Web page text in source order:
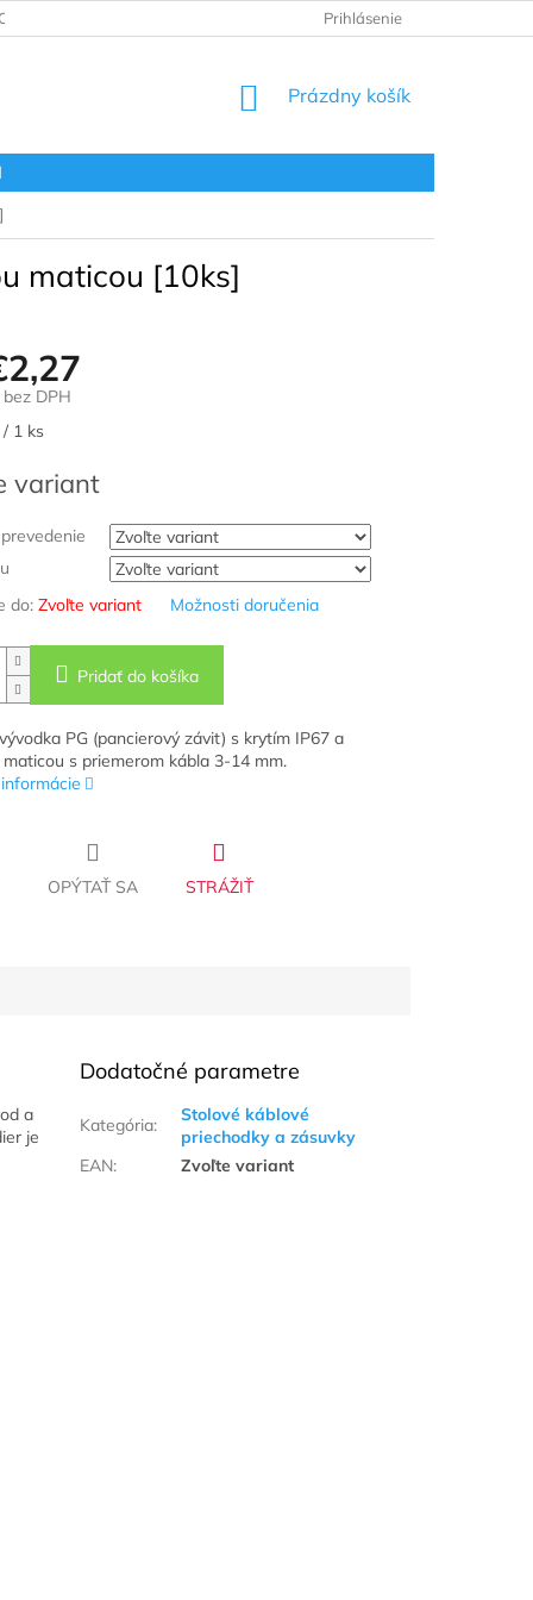
OBCHODU VRÁTENIE A REKLAMÁCIA
Prihlásenie
NÁKUPNÝ
Prázdny košík
maticou [10ks]
DPH
1 ks
variant
do: Zvoľte variant Možnosti doručenia
Pridať do košíka
PG (pancierový závit) s krytím IP67 a
s priemerom kábla 3-14 mm.
OPÝTAŤ SA STRÁŽIŤ
a
je
Dodatočné parametre
Kategória:
Stolové káblové
priechodky a zásuvky
EAN: Zvoľte variant